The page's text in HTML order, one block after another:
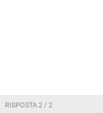
RISPOSTA 2 / 2